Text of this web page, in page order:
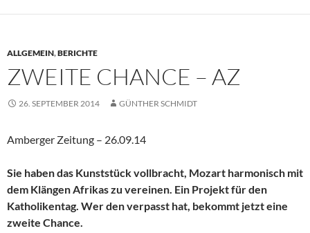
ALLGEMEIN,BERICHTE
ZWEITE CHANCE – AZ
26. SEPTEMBER 2014 GÜNTHER SCHMIDT
Amberger Zeitung – 26.09.14
Sie haben das Kunststück vollbracht, Mozart harmonisch mit
dem Klängen Afrikas zu vereinen. Ein Projekt für den
Katholikentag. Wer den verpasst hat, bekommt jetzt eine
zweite Chance.